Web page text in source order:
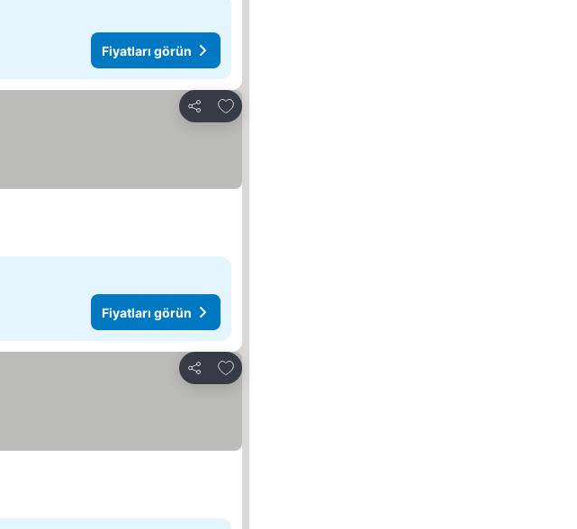
Fiyatları görün
Paylaş
Favorilerime ekle
Fiyatları görün
Paylaş
Favorilerime ekle